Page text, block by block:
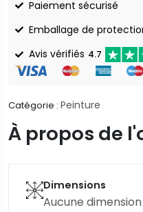
Paiement sécurisé
Emballage de
Avis vérifiés 4.7
Catégorie : Peinture
À propos de
Dimensions
Aucune